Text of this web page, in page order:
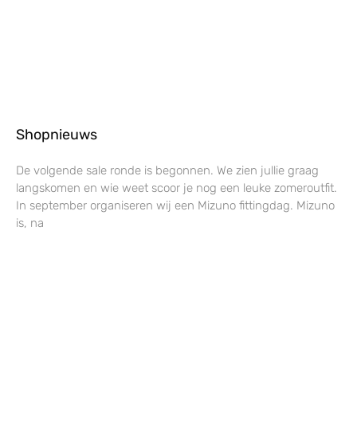
Shopnieuws
De volgende sale ronde is begonnen. We zien jullie graag
langskomen en wie weet scoor je nog een leuke zomeroutfit.
In september organiseren wij een Mizuno fittingdag. Mizuno
is, na